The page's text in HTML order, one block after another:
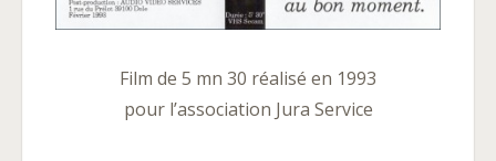
Film de 5 mn 30 réalisé en 1993
pour l’association Jura Service